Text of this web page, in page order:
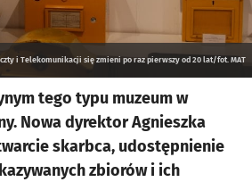
i Telekomunikacji się zmieni po raz pierwszy od 20 lat/fot. MAT
tego typu muzeum w
Nowa dyrektor Agnieszka
skarbca, udostępnienie
zbiorów i ich